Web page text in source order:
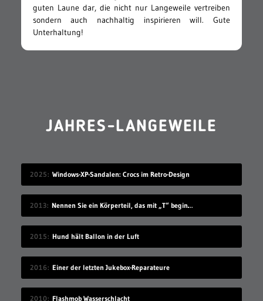
guten Laune dar, die nicht nur Langeweile vertreiben
sondern auch nachhaltig inspirieren will. Gute
Unterhaltung!
JAHRES-LANGEWEILE
2025 Windows-XP-Sandalen: Crocs im Retro-Design
2013 Nennen Sie ein Körperteil, das mit „T“ beginnt
2015 Hund hält Ballon in der Luft
2016 Einer der letzten Jukebox-Reparateure
2010 Flashmob Wasserschlacht